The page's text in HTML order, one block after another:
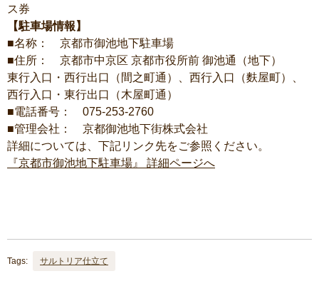
ス券
【駐車場情報】
■名称： 京都市御池地下駐車場
■住所： 京都市中京区 京都市役所前 御池通（地下）
東行入口・西行出口（間之町通）、西行入口（麩屋町）、
西行入口・東行出口（木屋町通）
■電話番号： 075-253-2760
■管理会社： 京都御池地下街株式会社
詳細については、下記リンク先をご参照ください。
『京都市御池地下駐車場』 詳細ページへ
Tags: サルトリア仕立て